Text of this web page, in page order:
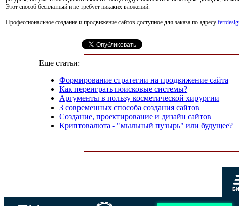
Этот способ бесплатный и не требует никаких вложений.
Профессиональное создание и продвижение сайтов доступное для заказа по адресу
Еще статьи:
Формирование стратегии на продвижение сайта
Как переиграть поисковые системы?
Аргументы в пользу косметической хирургии
3 современных способа создания сайтов
Создание, проектирование и дизайн сайтов
Криптовалюта - "мыльный пузырь" или будущее?